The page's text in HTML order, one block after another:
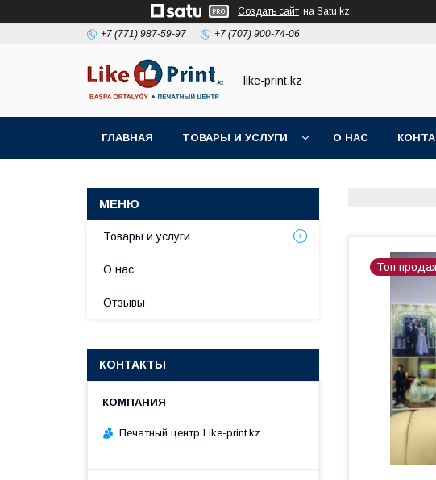
Создать сайт на Satu.kz
+7 (771) 987-59-97 +7 (707) 900-74-06
like-print.kz
ГЛАВНАЯ ТОВАРЫ И УСЛУГИ О НАС
Топ
Товары и услуги
О нас
Отзывы
КОНТАКТЫ
Печатный центр Like-print.kz